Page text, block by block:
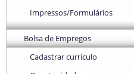
Impressos/Formulários
Bolsa de Empregos
Cadastrar currículo